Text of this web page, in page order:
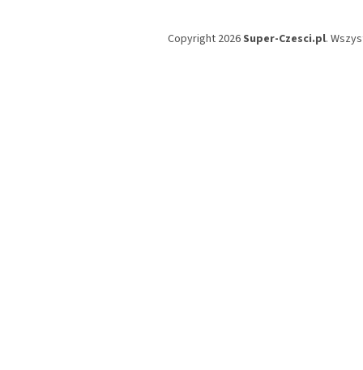
Copyright 2026Super-Czesci.pl.